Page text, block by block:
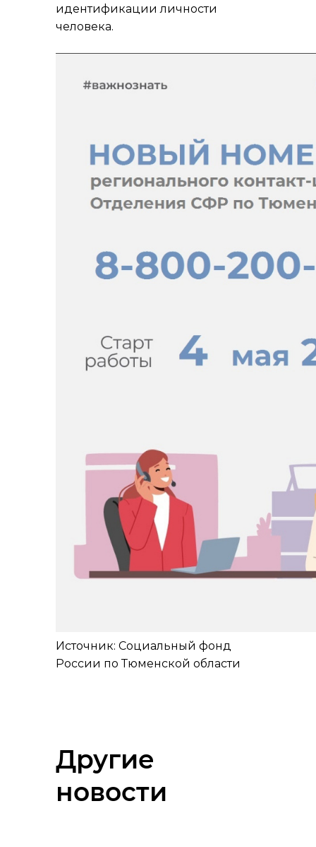
идентификации личности
человека.
Источник: Социальный фонд
России по Тюменской области
Другие
новости